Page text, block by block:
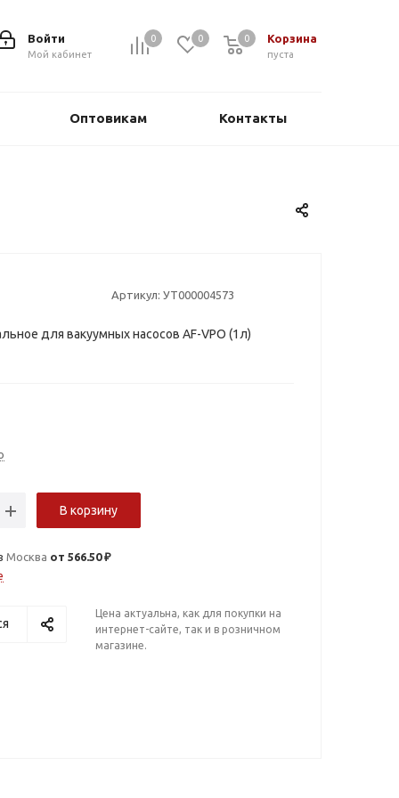
0 0 Корзина
0
пуста
0
Войти
Мой кабинет
Оптовикам Контакты
Артикул: УТ000004573
для вакуумных насосов AF-VPO (1л)
В корзину
Москва от 566.50 ₽
Цена актуальна, как для покупки на
интернет-сайте, так и в розничном
магазине.